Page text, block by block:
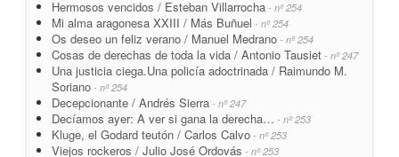
Hermosos vencidos / Esteban Villarrocha - nº 254
Mi alma aragonesa XXIII / Más Buñuel - nº 254
Os deseo un feliz verano / Manuel Medrano - nº 254
Cosas de derechas de toda la vida / Antonio Tausiet - nº 247
Una justicia ciega.Una policía adoctrinada / Raimundo M.
Soriano - nº 254
Decepcionante / Andrés Sierra - nº 247
Decíamos ayer: A ver si gana la derecha… - nº 253
Kluge, el Godard teutón / Carlos Calvo - nº 253
Viejos rockeros / Julio José Ordovás - nº 253